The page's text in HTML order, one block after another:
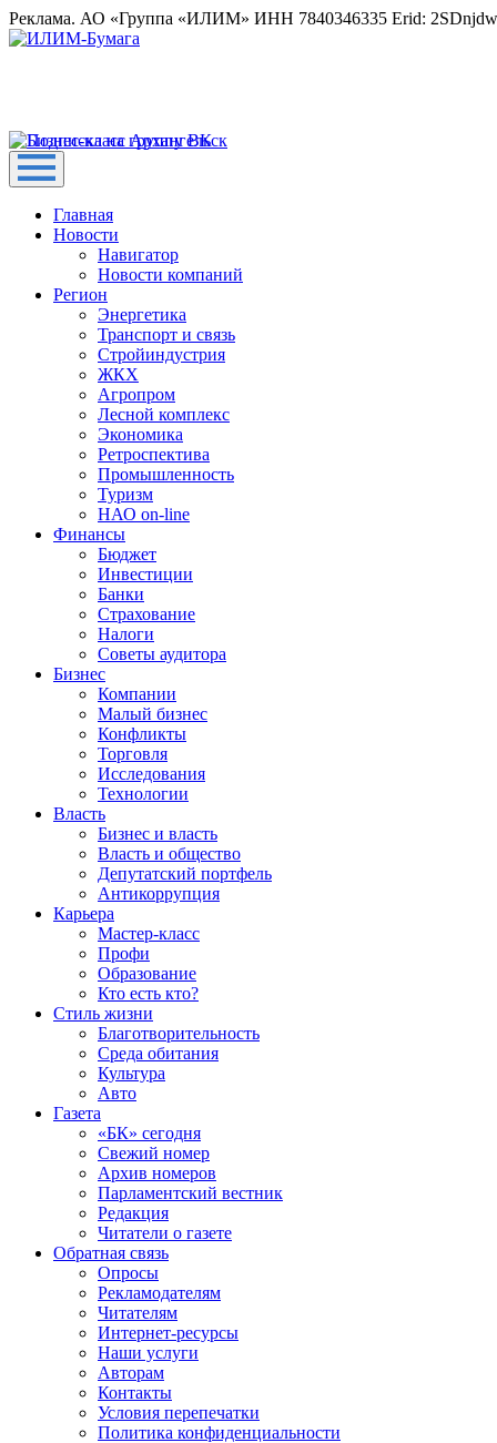
Реклама. АО «Группа «ИЛИМ» ИНН 7840346335 Erid:
Главная
Новости
Навигатор
Новости компаний
Регион
Энергетика
Транспорт и связь
Стройиндустрия
ЖКХ
Агропром
Лесной комплекс
Экономика
Ретроспектива
Промышленность
Туризм
НАО on-line
Финансы
Бюджет
Инвестиции
Банки
Страхование
Налоги
Советы аудитора
Бизнес
Компании
Малый бизнес
Конфликты
Торговля
Исследования
Технологии
Власть
Бизнес и власть
Власть и общество
Депутатский портфель
Антикоррупция
Карьера
Мастер-класс
Профи
Образование
Кто есть кто?
Стиль жизни
Благотворительность
Среда обитания
Культура
Авто
Газета
«БК» сегодня
Свежий номер
Архив номеров
Парламентский вестник
Редакция
Читатели о газете
Обратная связь
Опросы
Рекламодателям
Читателям
Интернет-ресурсы
Наши услуги
Авторам
Контакты
Условия перепечатки
Политика конфиденциальности